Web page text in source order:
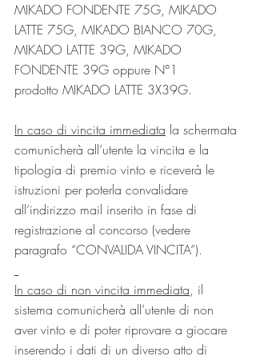
MIKADO FONDENTE 75G, MIKADO
LATTE 75G, MIKADO BIANCO 70G,
MIKADO LATTE 39G, MIKADO
FONDENTE 39G oppure N°1
prodotto MIKADO LATTE 3X39G.
In caso di vincita immediata la schermata
comunicherà all’utente la vincita e la
tipologia di premio vinto e riceverà le
istruzioni per poterla convalidare
all’indirizzo mail inserito in fase di
registrazione al concorso (vedere
paragrafo “CONVALIDA VINCITA”).
In caso di non vincita immediata, il
sistema comunicherà all’utente di non
aver vinto e di poter riprovare a giocare
inserendo i dati di un diverso atto di